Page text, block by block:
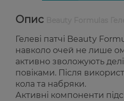
Опис
Гелеві патчі Beauty
навколо очей не лише
активно зволожують
повіками. Після
кола та набряки.
Активні компоненти